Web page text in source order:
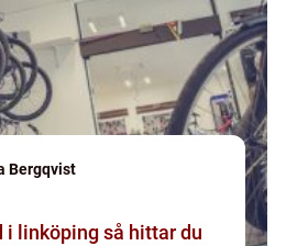
Bergqvist
så hittar du